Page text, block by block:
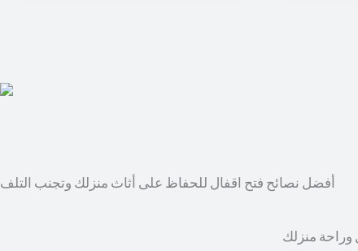
أفضل نصائح فتح اقفال للحفاظ على أثاث منزلك وتجنب التلف
وراحة منزلك